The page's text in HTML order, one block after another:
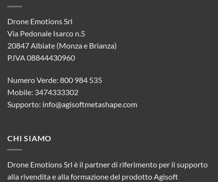
Drone Emotions Srl
Via Pedonale Isarco n.5
20847 Albiate (Monza e Brianza)
P.IVA 08844430960
Numero Verde: 800 984 535
Mobile: 3474333302
Supporto: info@agisoftmetashape.com
CHI SIAMO
Drone Emotions Srl è il partner di riferimento per il supporto
alla rivendita e alla formazione del prodotto Agisoft